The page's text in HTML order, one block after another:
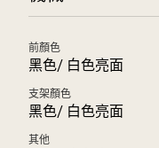
前顏色
黑色/ 白色亮面
支架顏色
黑色/ 白色亮面
其他